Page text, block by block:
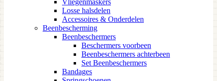
Losse halsdelen
Accessoires & Onderdelen
Beenbescherming
Beenbeschermers
Beschermers voorbeen
Beenbeschermers achterbeen
Set Beenbeschermers
Bandages